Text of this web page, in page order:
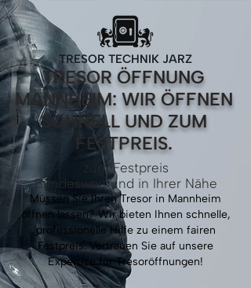
TRESOR ÖFFNUNG
MANNHEIM: WIR ÖFFNEN
SCHNELL UND ZUM
FESTPREIS.
zum Festpreis
Bundesweit und in Ihrer Nähe
Müssen Sie Ihren Tresor in Mannheim
öffnen lassen? Wir bieten Ihnen schnelle,
professionelle Hilfe zu einem fairen
Festpreis. Vertrauen Sie auf unsere
Expertise für Tresoröffnungen!
TRESOR TECHNIK JARZ